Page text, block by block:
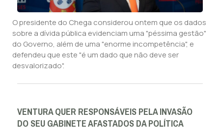
O presidente do Chega considerou ontem que os dados
sobre a dívida pública evidenciam uma "péssima gestão"
do Governo, além de uma "enorme incompetência", e
defendeu que este "é um dado que não deve ser
desvalorizado".
VENTURA QUER RESPONSÁVEIS PELA INVASÃO
DO SEU GABINETE AFASTADOS DA POLÍTICA